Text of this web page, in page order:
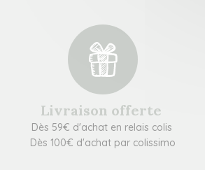
Livraison offerte
Dès 59€ d'achat en relais colis
Dès 100€ d'achat par colissimo